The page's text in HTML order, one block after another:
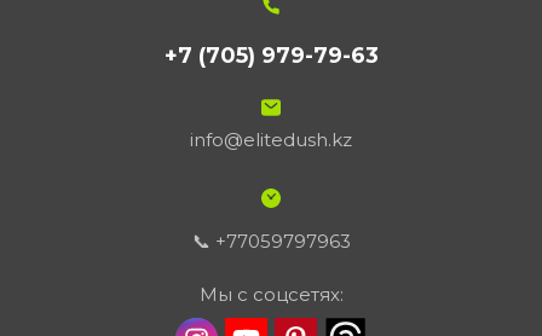
+7 (705) 979-79-63
info@elitedush.kz
📞 +77059797963
Мы с соцсетях: